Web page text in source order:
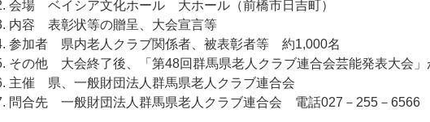
会場 ベイシア文化ホール 大ホール（前橋市日吉町）
内容 表彰状等の贈呈、大会宣言等
参加者 県内老人クラブ関係者、被表彰者等 約1,000名
その他 大会終了後、「第48回群馬県老人クラブ連合会芸能発表大会」
主催 県、一般財団法人群馬県老人クラブ連合会
問合先 一般財団法人群馬県老人クラブ連合会 電話027－255－6566